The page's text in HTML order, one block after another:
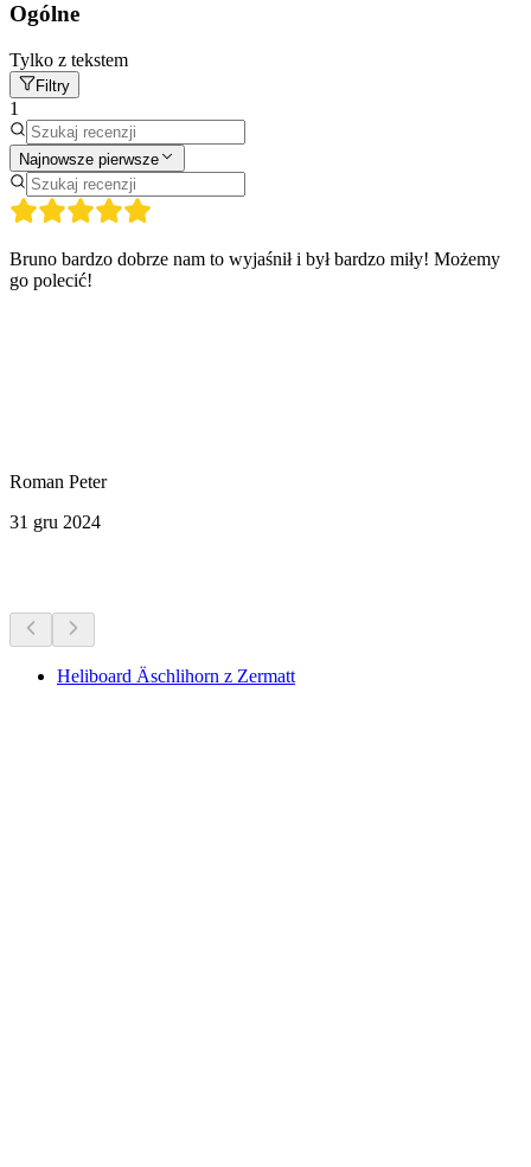
Ogólne
Tylko z tekstem
Filtry
1
Najnowsze pierwsze
Bruno bardzo dobrze nam to wyjaśnił i był bardzo miły! Możemy
go polecić!
Roman Peter
31 gru 2024
Heliboard Äschlihorn z Zermatt